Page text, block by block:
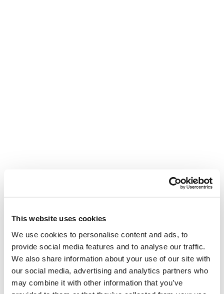
This website uses cookies
We use cookies to personalise content and ads, to
provide social media features and to analyse our traffic.
We also share information about your use of our site with
our social media, advertising and analytics partners who
may combine it with other information that you’ve
Impuissance masculine et maladies
cardiovasculaires : un signe d’alerte à ne pas
ignorer
Le Pr Eric Allaire explique pourquoi la dysfonction
érectile peut être un signe précoce de maladie
cardiovasculaire et comment une évaluation
vasculaire peut prévenir des complications graves.
Dr Éric Allaire 6min de lecture